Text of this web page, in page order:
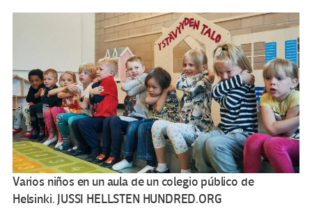
Varios niños en un aula de un colegio público de
Helsinki. JUSSI HELLSTEN HUNDRED.ORG